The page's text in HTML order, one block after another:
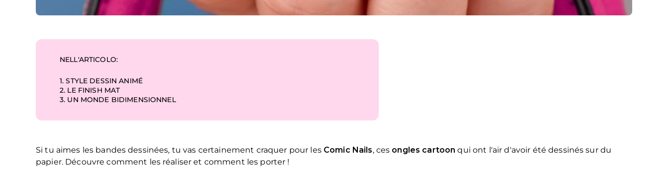
NELL'ARTICOLO:
1.STYLE DESSIN ANIMÉ
2. LE FINISH MAT
3. UN MONDE BIDIMENSIONNEL
Si tu aimes les bandes dessinées, tu vas certainement craquer pour les Comic Nails, ces ongles cartoon qui ont l'air d'avoir été dessinés sur du
papier. Découvre comment les réaliser et comment les porter !